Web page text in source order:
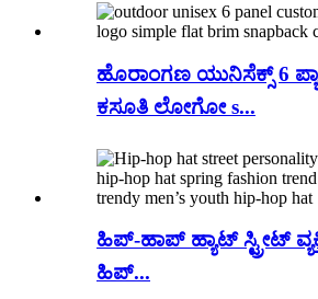
ಹೊರಾಂಗಣ ಯುನಿಸೆಕ್ಸ್ 6
ಕಸೂತಿ ಲೋಗೋ s...
ಹಿಪ್-ಹಾಪ್ ಹ್ಯಾಟ್ ಸ್ಟ್ರೀಟ್
ಹಿಪ್...